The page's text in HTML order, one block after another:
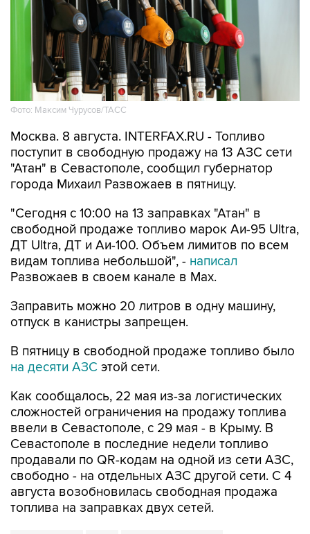
Фото: Максим Чурусов/ТАСС
Москва. 8 августа. INTERFAX.RU - Топливо
поступит в свободную продажу на 13 АЗС сети
"Атан" в Севастополе, сообщил губернатор
города Михаил Развожаев в пятницу.
"Сегодня с 10:00 на 13 заправках "Атан" в
свободной продаже топливо марок Аи-95 Ultra,
ДТ Ultra, ДТ и Аи-100. Объем лимитов по всем
видам топлива небольшой", - написал
Развожаев в своем канале в Max.
Заправить можно 20 литров в одну машину,
отпуск в канистры запрещен.
В пятницу в свободной продаже топливо было
на десяти АЗС этой сети.
Как сообщалось, 22 мая из-за логистических
сложностей ограничения на продажу топлива
ввели в Севастополе, с 29 мая - в Крыму. В
Севастополе в последние недели топливо
продавали по QR-кодам на одной из сети АЗС,
свободно - на отдельных АЗС другой сети. С 4
августа возобновилась свободная продажа
топлива на заправках двух сетей.